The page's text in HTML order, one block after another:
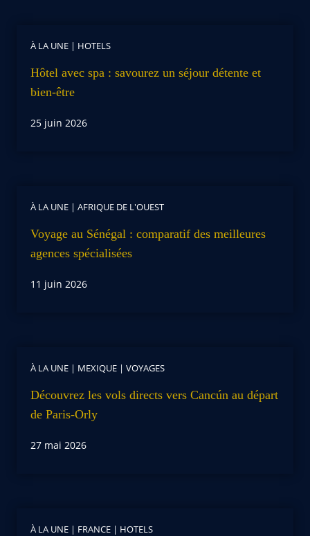
À LA UNE | HOTELS
Hôtel avec spa : savourez un séjour détente et
bien-être
25 juin 2026
À LA UNE | AFRIQUE DE L'OUEST
Voyage au Sénégal : comparatif des meilleures
agences spécialisées
11 juin 2026
À LA UNE | MEXIQUE | VOYAGES
Découvrez les vols directs vers Cancún au départ
de Paris-Orly
27 mai 2026
À LA UNE | FRANCE | HOTELS